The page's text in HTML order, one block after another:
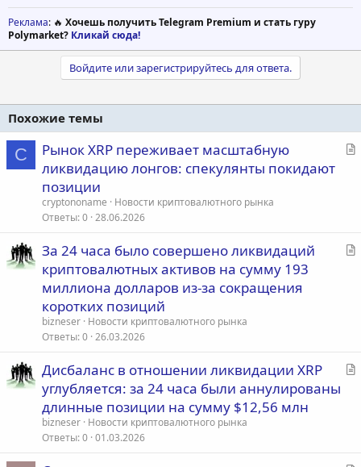
Реклама: 🔥 Хочешь получить Telegram Premium и стать гуру
Polymarket? Кликай сюда!
Войдите или зарегистрируйтесь для ответа.
Похожие темы
C
С
Рынок XRP переживает масштабную
ликвидацию лонгов: спекулянты покидают
позиции
cryptononame
Новости криптовалютного рынка
Ответы 0 28.06.2026
С
За 24 часа было совершено ликвидаций
криптовалютных активов на сумму 193
миллиона долларов из-за сокращения
коротких позиций
bizneser Новости криптовалютного рынка
Ответы 0 26.03.2026
С
Дисбаланс в отношении ликвидации XRP
углубляется: за 24 часа были аннулированы
длинные позиции на сумму $12,56 млн
bizneser Новости криптовалютного рынка
Ответы 0 01.03.2026